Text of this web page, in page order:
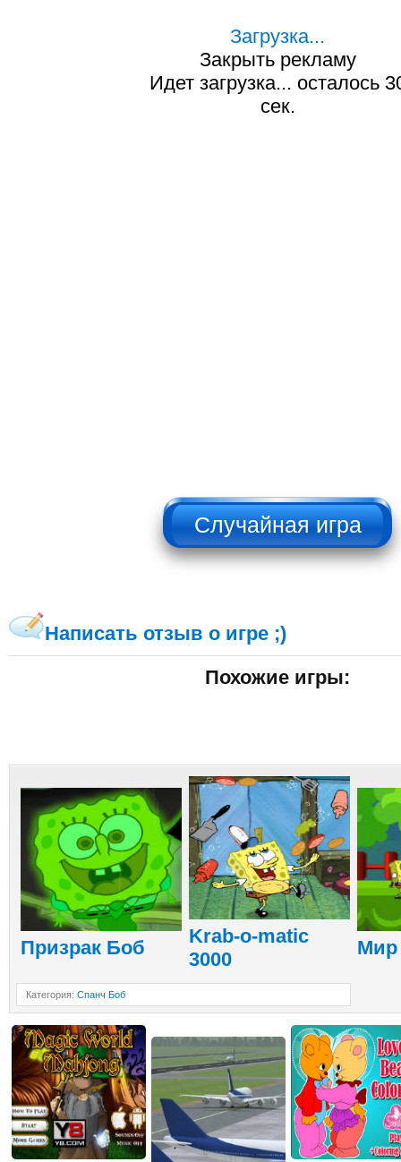
Загрузка...
Закрыть рекламу
Идет загрузка... осталось
сек.
НЕ НАЖИМАТЬ!!!
Написать отзыв о игре ;)
Похожие игры:
Призрак Боб
Krab-o-matic
3000
Мир
Категория: Спанч Боб